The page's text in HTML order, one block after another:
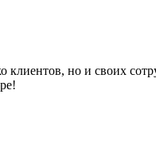
но и своих